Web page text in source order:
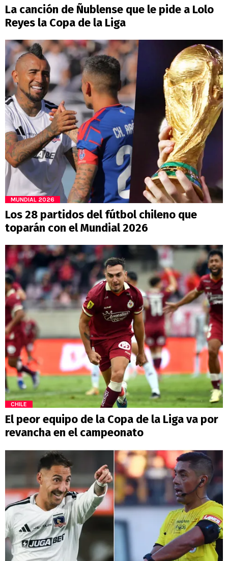
La canción de Ñublense que le pide a Lolo
Reyes la Copa de la Liga
MUNDIAL 2026
Los 28 partidos del fútbol chileno que
toparán con el Mundial 2026
CHILE
El peor equipo de la Copa de la Liga va por
revancha en el campeonato